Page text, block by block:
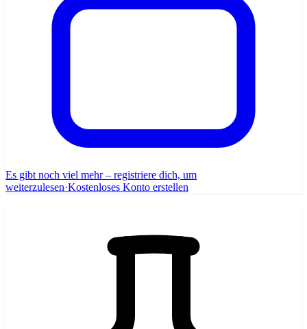
Es gibt noch viel mehr – registriere dich, um
weiterzulesen·Kostenloses Konto erstellen